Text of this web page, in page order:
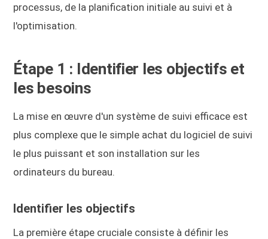
processus, de la planification initiale au suivi et à
l'optimisation.
Étape 1 : Identifier les objectifs et
les besoins
La mise en œuvre d'un système de suivi efficace est
plus complexe que le simple achat du logiciel de suivi
le plus puissant et son installation sur les
ordinateurs du bureau.
Identifier les objectifs
La première étape cruciale consiste à définir les